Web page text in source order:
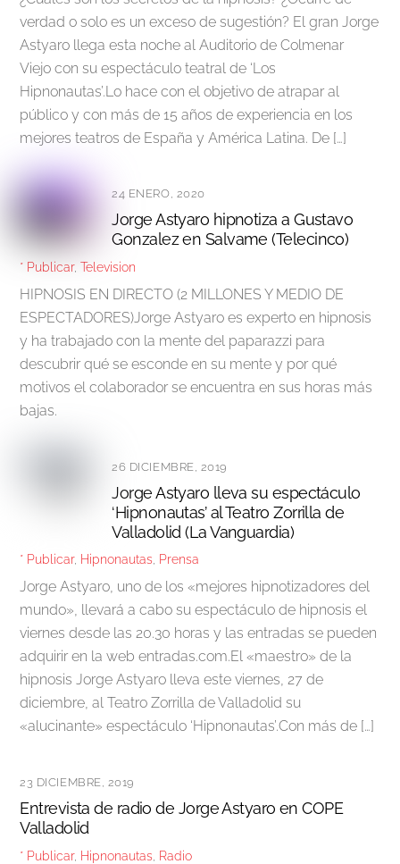
verdad o solo es un exceso de sugestión? El gran Jorge
Astyaro llega esta noche al Auditorio de Colmenar
Viejo con su espectáculo teatral de ‘Los
Hipnonautas’.Lo hace con el objetivo de atrapar al
público y con más de 15 años de experiencia en los
mejores teatros de España y América Latina. De […]
24 ENERO, 2020
Jorge Astyaro hipnotiza a Gustavo
Gonzalez en Salvame (Telecinco)
* Publicar,Television
HIPNOSIS EN DIRECTO (2 MILLONES Y MEDIO DE
ESPECTADORES)Jorge Astyaro es experto en hipnosis
y ha trabajado con la mente del paparazzi para
descubrir qué se esconde en su mente y por qué
motivos el colaborador se encuentra en sus horas más
bajas.
26 DICIEMBRE, 2019
Jorge Astyaro lleva su espectáculo
‘Hipnonautas’ al Teatro Zorrilla de
Valladolid (La Vanguardia)
* Publicar, Hipnonautas Prensa
Jorge Astyaro, uno de los «mejores hipnotizadores del
mundo», llevará a cabo su espectáculo de hipnosis el
viernes desde las 20.30 horas y las entradas se pueden
adquirir en la web entradas.com.El «maestro» de la
hipnosis Jorge Astyaro lleva este viernes, 27 de
diciembre, al Teatro Zorrilla de Valladolid su
«alucinante» espectáculo ‘Hipnonautas’.Con más de […]
23 DICIEMBRE, 2019
Entrevista de radio de Jorge Astyaro en COPE
Valladolid
* Publicar, Hipnonautas Radio